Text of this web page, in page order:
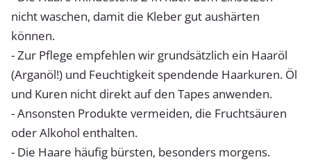
nicht waschen, damit die Kleber gut aushärten
können.
- Zur Pflege empfehlen wir grundsätzlich ein Haaröl
(Arganöl!) und Feuchtigkeit spendende Haarkuren. Öl
und Kuren nicht direkt auf den Tapes anwenden.
- Ansonsten Produkte vermeiden, die Fruchtsäuren
oder Alkohol enthalten.
- Die Haare häufig bürsten, besonders morgens.